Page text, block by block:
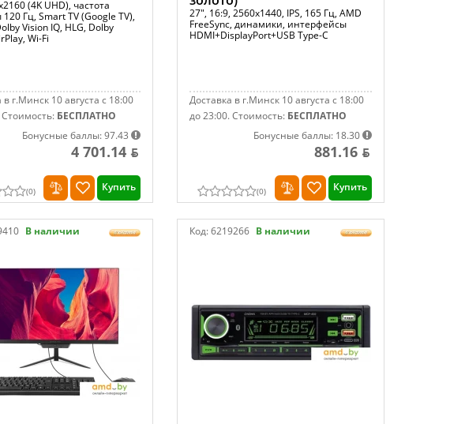
(4K UHD), частота
Гц, Smart TV (Google TV),
Vision IQ, HLG, Dolby
Wi-Fi
в г.Минск 10 августа с 18:00
Стоимость: БЕСПЛАТНО
Бонусные баллы: 97.43
4 701.14 ƃ
(0) Купить
27", 16:9, 2560x1440, IPS, 165 Гц, AMD
FreeSync, динамики, интерфейсы
HDMI+DisplayPort+USB Type-C
Доставка в г.Минск 10 августа с 18:00
до 23:00.Стоимость: БЕСПЛАТНО
Бонусные баллы: 18.30
881.16 ƃ
(0) Купить
В наличии Код:6219266 В наличии